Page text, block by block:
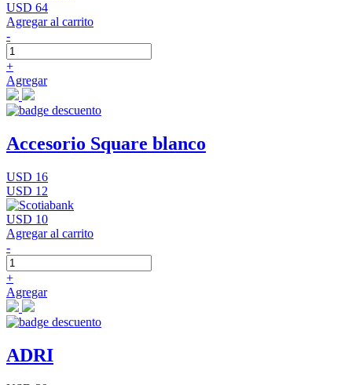
USD 64
Agregar al carrito
-
+
Agregar
Accesorio Square blanco
USD 16
USD 12
USD 10
Agregar al carrito
-
+
Agregar
ADRI